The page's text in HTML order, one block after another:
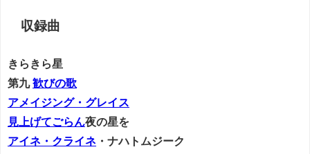
収録曲
きらきら星
第九歓びの歌
アメイジング・グレイス
見上げてごらん夜の星を
アイネ・クライネ ・ナハトムジーク